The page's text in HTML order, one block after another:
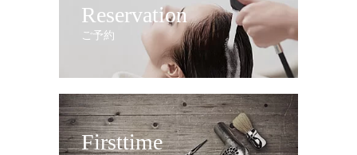
Reservation
ご予約
Firsttime